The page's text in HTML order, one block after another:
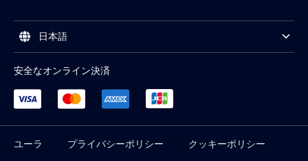
日本語
安全なオンライン決済
ユーラ プライバシーポリシー
クッキーポリシー